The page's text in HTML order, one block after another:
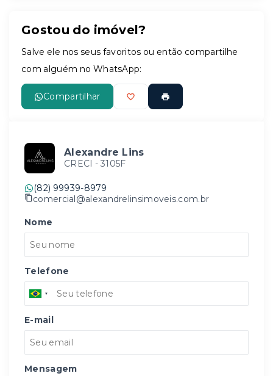
Gostou do imóvel?
Salve ele nos seus favoritos ou então compartilhe
com alguém no WhatsApp:
Compartilhar
Alexandre Lins
CRECI - 3105F
(82) 99939-8979
comercial@alexandrelinsimoveis.com.br
Nome
Telefone
E-mail
Mensagem